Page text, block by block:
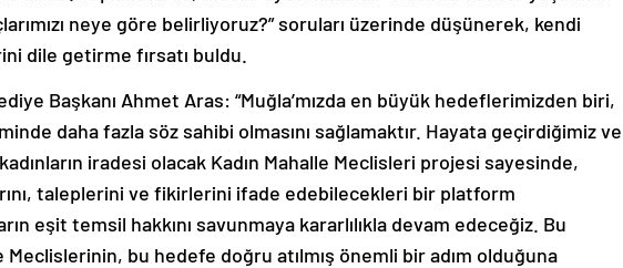
neye göre belirliyoruz?” soruları üzerinde düşünerek, kendi
dile getirme fırsatı buldu.
Başkanı Ahmet Aras: “Muğla’mızda en büyük hedeflerimizden biri,
daha fazla söz sahibi olmasını sağlamaktır. Hayata geçirdiğimiz ve
iradesi olacak Kadın Mahalle Meclisleri projesi sayesinde,
taleplerini ve fikirlerini ifade edebilecekleri bir platform
eşit temsil hakkını savunmaya kararlılıkla devam edeceğiz. Bu
Meclislerinin, bu hedefe doğru atılmış önemli bir adım olduğuna